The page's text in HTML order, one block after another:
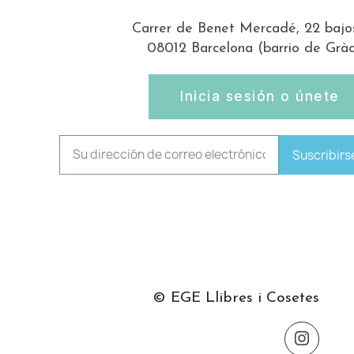
Carrer de Benet Mercadé, 22
08012 Barcelona (barrio de
Inicia sesión o únete
© EGE Llibres i Cosetes